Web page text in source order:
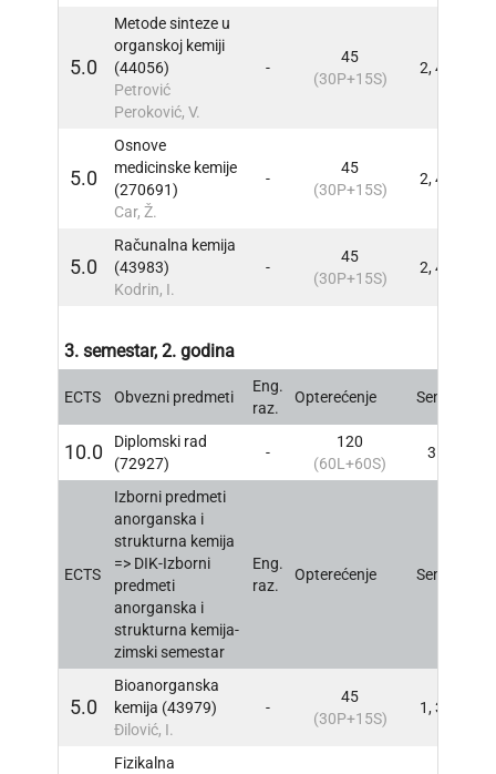
5.0
Metode sinteze u
organskoj kemiji
(44056)
Petrović
Peroković, V.
-
45
(30P+15S)
2, 4
5.0
Osnove
medicinske kemije
(270691)
Car, Ž.
-
45
(30P+15S)
2, 4
5.0
Računalna kemija
(43983)
Kodrin, I.
-
45
(30P+15S)
2, 4
3. semestar, 2. godina
ECTS Obvezni predmeti
Eng.
raz.
Opterećenje Sem
10.0
Diplomski rad
(72927)
-
120
(60L+60S)
3
ECTS
Izborni predmeti
anorganska i
strukturna kemija
=> DIK-Izborni
predmeti
anorganska i
strukturna kemija-
zimski semestar
Eng.
raz.
Opterećenje Sem
5.0
Bioanorganska
kemija (43979)
Đilović, I.
-
45
(30P+15S)
1, 3
Fizikalna